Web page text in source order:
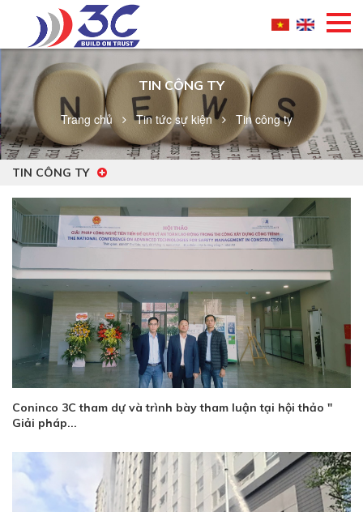
TIN CÔNG TY
Trang chủ Tin tức sự kiện Tin công ty
TIN CÔNG TY
Coninco 3C tham dự và trình bày tham luận tại hội thảo "
Giải pháp...